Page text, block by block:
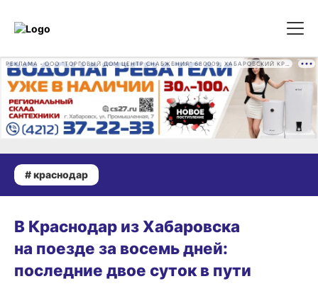
# краснодар
В Краснодар из Хабаровска
на поезде за восемь дней:
последние двое суток в пути